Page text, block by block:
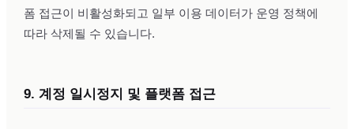
폼 접근이 비활성화되고 일부 이용 데이터가 운영 정책에
따라 삭제될 수 있습니다.
9. 계정 일시정지 및 플랫폼 접근